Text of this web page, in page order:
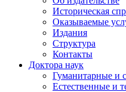
Историческая
Оказываемые
Издания
Структура
Контакты
Доктора наук
Гуманитарные и
Естественные и